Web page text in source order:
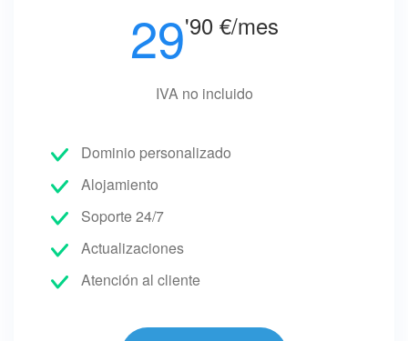
29'90 €/mes
IVA no incluido
Dominio personalizado
Alojamiento
Soporte 24/7
Actualizaciones
Atención al cliente